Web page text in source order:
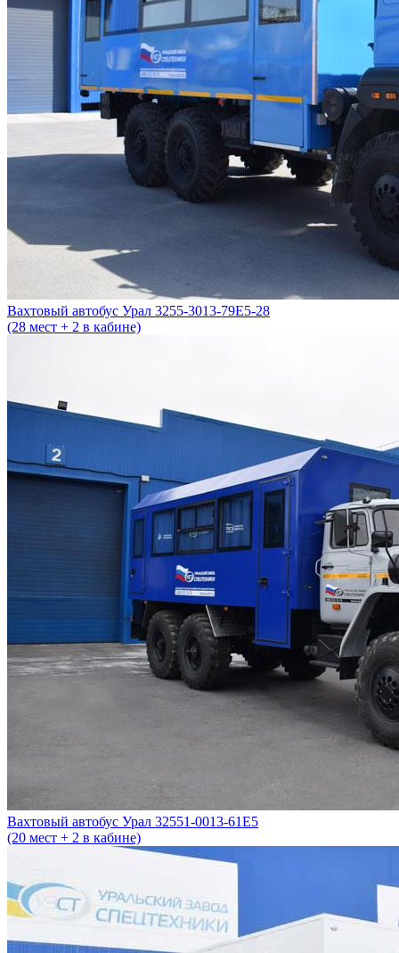
Вахтовый автобус Урал 3255-3013-79Е5-28
(28 мест + 2 в кабине)
Вахтовый автобус Урал 32551-0013-61Е5
(20 мест + 2 в кабине)